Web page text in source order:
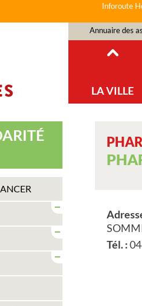
Inforoute
Annuaire des
LA VILLE
Tél. :